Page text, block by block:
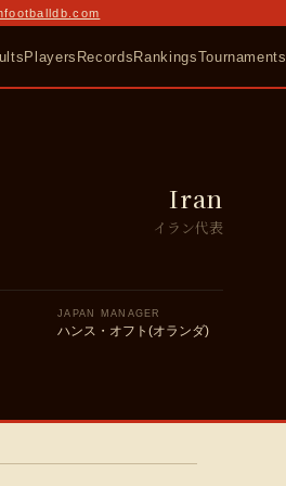
Players RecordsRankingsTournaments
Iran
イラン代表
JAPAN MANAGER
ハンス・オフト(オランダ)